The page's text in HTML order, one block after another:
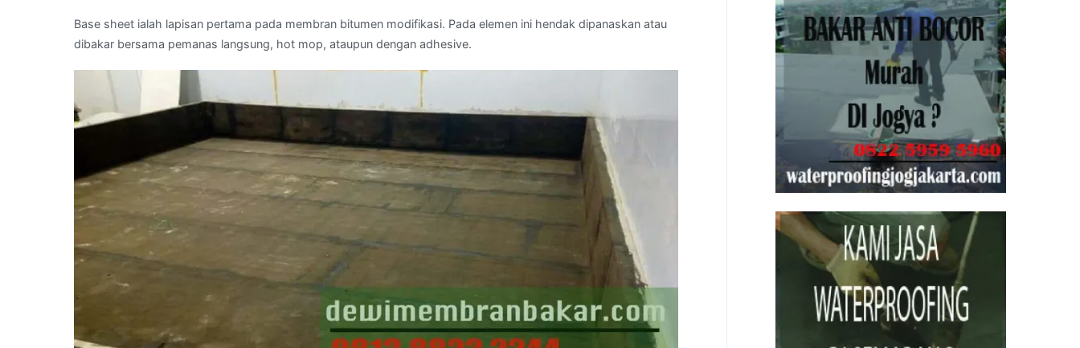
Base sheet ialah lapisan pertama pada membran bitumen modifikasi. Pada elemen ini hendak dipanaskan atau
dibakar bersama pemanas langsung, hot mop, ataupun dengan adhesive.